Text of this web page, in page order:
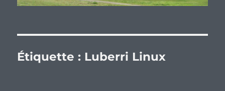
Étiquette : Luberri Linux